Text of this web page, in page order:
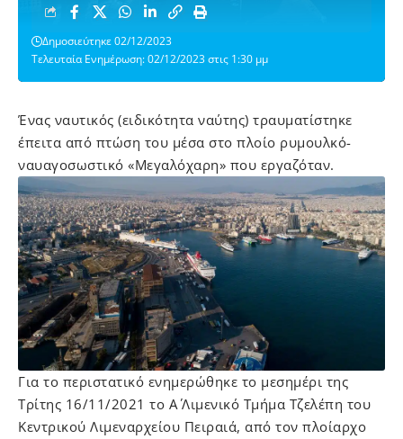
Τελευταία Ενημέρωση: 02/12/2023 στις 1:30 μμ
Δημοσιεύτηκε 02/12/2023
Ένας ναυτικός (ειδικότητα ναύτης) τραυματίστηκε
έπειτα από πτώση του μέσα στο πλοίο ρυμουλκό-
ναυαγοσωστικό «Μεγαλόχαρη» που εργαζόταν.
Για το περιστατικό ενημερώθηκε το μεσημέρι της
Τρίτης 16/11/2021 το Α΄ Λιμενικό Τμήμα Τζελέπη του
Κεντρικού Λιμεναρχείου Πειραιά, από τον πλοίαρχο